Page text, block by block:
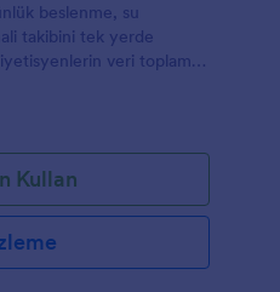
beslenme, su
takibini tek yerde
veri toplama
Kullan